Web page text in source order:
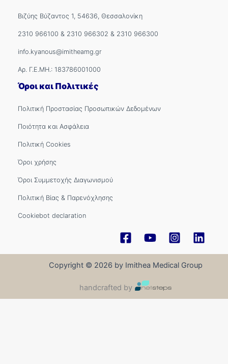
Βιζύης Βύζαντος 1, 54636, Θεσσαλονίκη
2310 966100 & 2310 966302 & 2310 966300
info.kyanous@imitheamg.gr
Αρ. Γ.Ε.ΜΗ.: 183786001000
Όροι και Πολιτικές
Πολιτική Προστασίας Προσωπικών Δεδομένων
Ποιότητα και Ασφάλεια
Πολιτική Cookies
Όροι χρήσης
Όροι Συμμετοχής Διαγωνισμού
Πολιτική Βίας & Παρενόχλησης
Cookiebot declaration
Copyright © 2026 by Imithea Medical Group
handcrafted by